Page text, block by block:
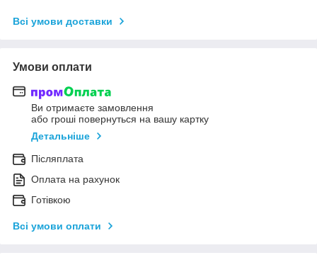
Всі умови доставки
Умови оплати
Ви отримаєте замовлення
або гроші повернуться на вашу картку
Детальніше
Післяплата
Оплата на рахунок
Готівкою
Всі умови оплати